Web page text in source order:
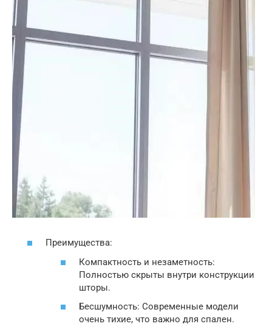
Преимущества:
Компактность и незаметность:
Полностью скрыты внутри конструкции
шторы.
Бесшумность: Современные модели
очень тихие, что важно для спален.